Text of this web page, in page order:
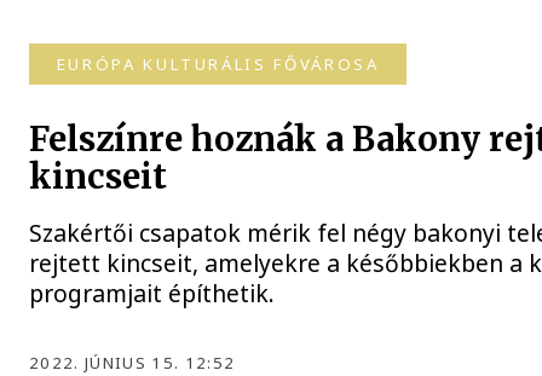
EURÓPA KULTURÁLIS FŐVÁROSA
Felszínre hoznák a Bakony
kincseit
Szakértői csapatok mérik fel négy bakonyi
rejtett kincseit, amelyekre a későbbiekben a
programjait építhetik.
2022. JÚNIUS 15. 12:52